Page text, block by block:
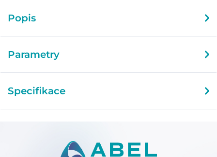
Popis
Parametry
Specifikace